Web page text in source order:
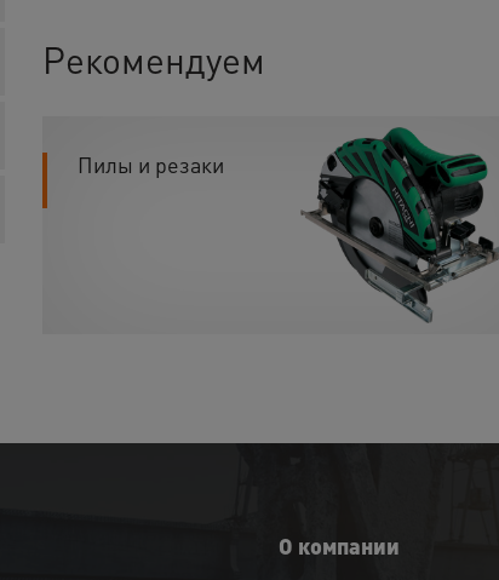
Рекомендуем
Пилы и резаки
О компании